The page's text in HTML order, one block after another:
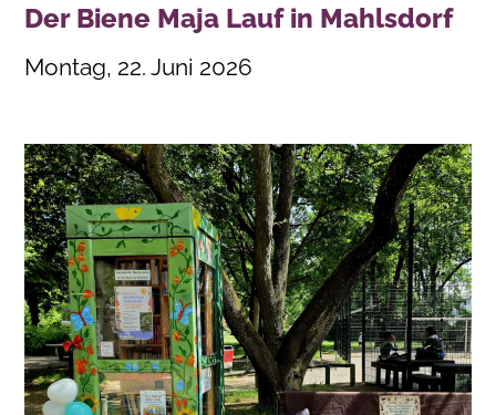
Der Biene Maja Lauf in Mahlsdorf
Montag, 22. Juni 2026